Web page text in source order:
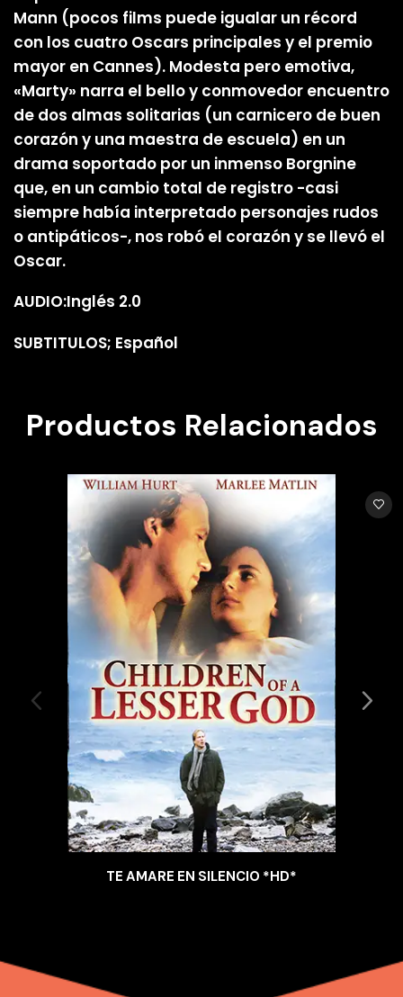
Mann (pocos films puede igualar un récord
con los cuatro Oscars principales y el premio
mayor en Cannes). Modesta pero emotiva,
«Marty» narra el bello y conmovedor encuentro
de dos almas solitarias (un carnicero de buen
corazón y una maestra de escuela) en un
drama soportado por un inmenso Borgnine
que, en un cambio total de registro -casi
siempre había interpretado personajes rudos
o antipáticos-, nos robó el corazón y se llevó el
Oscar.
AUDIO:Inglés 2.0
SUBTITULOS; Español
Productos Relacionados
TE AMARE EN SILENCIO *HD*